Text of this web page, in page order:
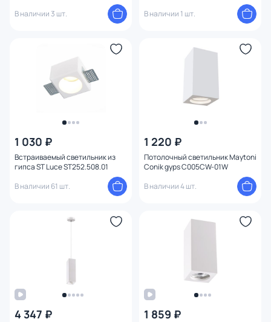
В наличии 3 шт.
В наличии 1 шт.
1 030 ₽
Встраиваемый светильник из
гипса ST Luce ST252.508.01
В наличии 61 шт.
1 220 ₽
Потолочный светильник Maytoni
Conik gyps C005CW-01W
В наличии 4 шт.
4 347 ₽ 1 859 ₽